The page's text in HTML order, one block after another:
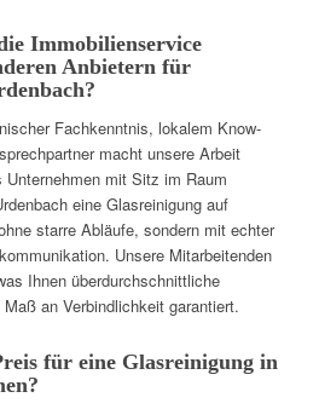
Immobilienservice
Anbietern für
Fachkenntnis, lokalem Know-
macht unsere Arbeit
mit Sitz im Raum
eine Glasreinigung auf
starre Abläufe, sondern mit echter
Unsere Mitarbeitenden
Ihnen überdurchschnittliche
an Verbindlichkeit garantiert.
für eine Glasreinigung in